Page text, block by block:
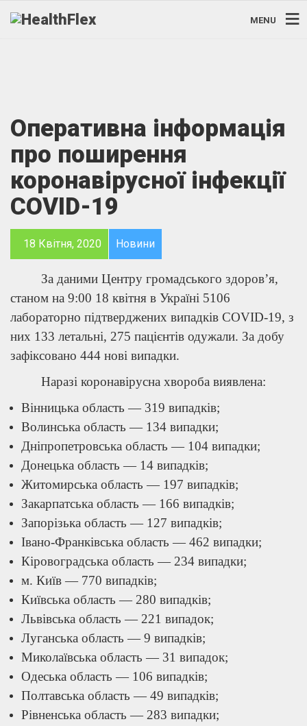
MENU
Оперативна інформація
про поширення
коронавірусної інфекції
COVID-19
18 Квітня, 2020 Новини
За даними Центру громадського здоров’я,
станом на 9:00 18 квітня в Україні 5106
лабораторно підтверджених випадків COVID-19, з
них 133 летальні, 275 пацієнтів одужали. За добу
зафіксовано 444 нові випадки.
Наразі коронавірусна хвороба виявлена:
Вінницька область — 319 випадків;
Волинська область — 134 випадки;
Дніпропетровська область — 104 випадки;
Донецька область — 14 випадків;
Житомирська область — 197 випадків;
Закарпатська область — 166 випадків;
Запорізька область — 127 випадків;
Івано-Франківська область — 462 випадки;
Кіровоградська область — 234 випадки;
м. Київ — 770 випадків;
Київська область — 280 випадків;
Львівська область — 221 випадок;
Луганська область — 9 випадків;
Миколаївська область — 31 випадок;
Одеська область — 106 випадків;
Полтавська область — 49 випадків;
Рівненська область — 283 випадки;